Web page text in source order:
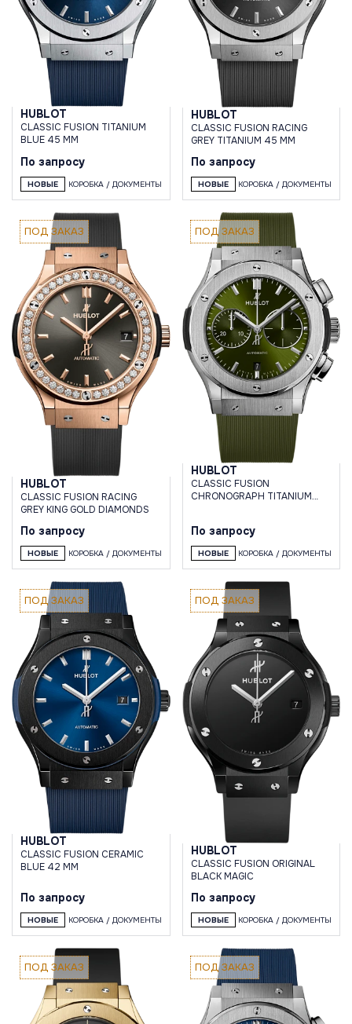
HUBLOT
CLASSIC FUSION TITANIUM
BLUE 45 MM
По запросу
НОВЫЕ КОРОБКА / ДОКУМЕНТЫ
HUBLOT
CLASSIC FUSION RACING
GREY TITANIUM 45 MM
По запросу
НОВЫЕ КОРОБКА / ДОКУМЕНТЫ
ПОД ЗАКАЗ
HUBLOT
CLASSIC FUSION RACING
GREY KING GOLD DIAMONDS
По запросу
НОВЫЕ КОРОБКА / ДОКУМЕНТЫ
ПОД ЗАКАЗ
HUBLOT
CLASSIC FUSION
CHRONOGRAPH TITANIUM
По запросу
НОВЫЕ КОРОБКА / ДОКУМЕНТЫ
ПОД ЗАКАЗ
HUBLOT
CLASSIC FUSION CERAMIC
BLUE 42 MM
По запросу
НОВЫЕ КОРОБКА / ДОКУМЕНТЫ
ПОД ЗАКАЗ
HUBLOT
CLASSIC FUSION ORIGINAL
BLACK MAGIC
По запросу
НОВЫЕ КОРОБКА / ДОКУМЕНТЫ
ПОД ЗАКАЗ ПОД ЗАКАЗ